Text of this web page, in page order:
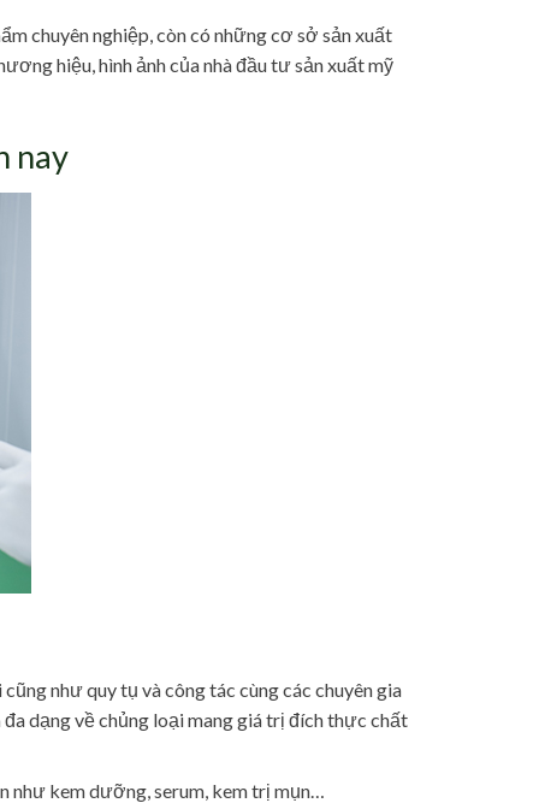
chuyên nghiệp, còn có những cơ sở sản xuất
hiệu, hình ảnh của nhà đầu tư sản xuất mỹ
nay
như quy tụ và công tác cùng các chuyên gia
dạng về chủng loại mang giá trị đích thực chất
như kem dưỡng, serum, kem trị mụn…